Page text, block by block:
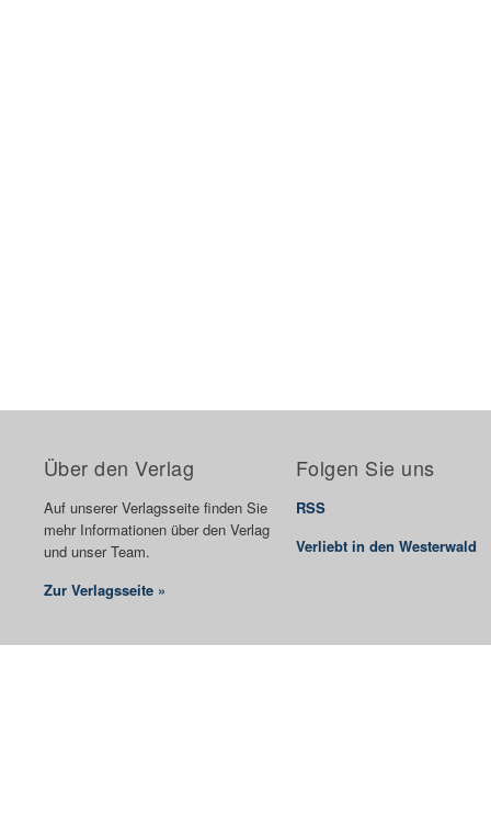
Über den Verlag
Auf unserer Verlagsseite finden Sie
mehr Informationen über den Verlag
und unser Team.
Zur Verlagsseite »
Folgen Sie uns
RSS
Verliebt in den Westerwald